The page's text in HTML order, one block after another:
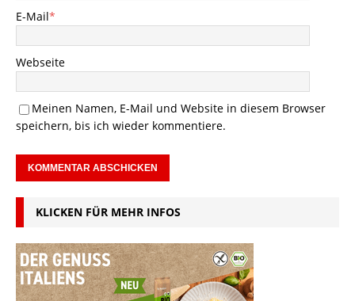
E-Mail*
Webseite
Meinen Namen, E-Mail und Website in diesem Browser
speichern, bis ich wieder kommentiere.
KLICKEN FÜR MEHR INFOS